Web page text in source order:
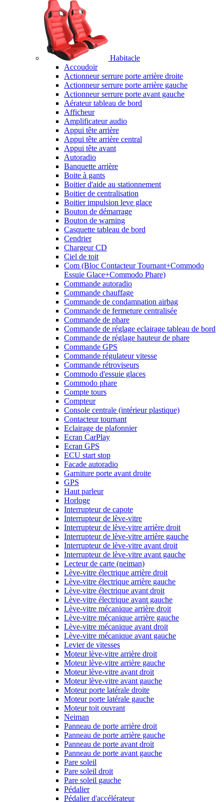
Habitacle
Accoudoir
Actionneur serrure porte arrière droite
Actionneur serrure porte arrière gauche
Actionneur serrure porte avant gauche
Aérateur tableau de bord
Afficheur
Amplificateur audio
Appui tête arrière
Appui tête arrière central
Appui tête avant
Autoradio
Banquette arrière
Boite à gants
Boitier d'aide au stationnement
Boitier de centralisation
Boitier impulsion leve glace
Bouton de démarrage
Bouton de warning
Casquette tableau de bord
Cendrier
Chargeur CD
Ciel de toit
Com (Bloc Contacteur Tournant+Commodo
Essuie Glace+Commodo Phare)
Commande autoradio
Commande chauffage
Commande de condamnation airbag
Commande de fermeture centralisée
Commande de phare
Commande de réglage eclairage tableau de bord
Commande de réglage hauteur de phare
Commande GPS
Commande régulateur vitesse
Commande rétroviseurs
Commodo d'essuie glaces
Commodo phare
Compte tours
Compteur
Console centrale (intérieur plastique)
Contacteur tournant
Eclairage de plafonnier
Ecran CarPlay
Ecran GPS
ECU start stop
Facade autoradio
Garniture porte avant droite
GPS
Haut parleur
Horloge
Interrupteur de capote
Interrupteur de lève-vitre
Interrupteur de lève-vitre arrière droit
Interrupteur de lève-vitre arrière gauche
Interrupteur de lève-vitre avant droit
Interrupteur de lève-vitre avant gauche
Lecteur de carte (neiman)
Lève-vitre électrique arrière droit
Lève-vitre électrique arrière gauche
Lève-vitre électrique avant droit
Lève-vitre électrique avant gauche
Lève-vitre mécanique arrière droit
Lève-vitre mécanique arrière gauche
Lève-vitre mécanique avant droit
Lève-vitre mécanique avant gauche
Levier de vitesses
Moteur lève-vitre arrière droit
Moteur lève-vitre arrière gauche
Moteur lève-vitre avant droit
Moteur lève-vitre avant gauche
Moteur porte latérale droite
Moteur porte latérale gauche
Moteur toit ouvrant
Neiman
Panneau de porte arrière droit
Panneau de porte arrière gauche
Panneau de porte avant droit
Panneau de porte avant gauche
Pare soleil
Pare soleil droit
Pare soleil gauche
Pédalier
Pédalier d'accélérateur